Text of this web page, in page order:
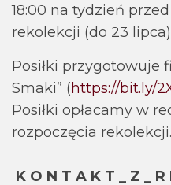
18:00 na tydzień
rekolekcji (do 23
Posiłki przygotowuje
Smaki” (https://bit.ly/
Posiłki opłacamy w
rozpoczęcia rekolekcji.
K O N T A K T _ Z _ R